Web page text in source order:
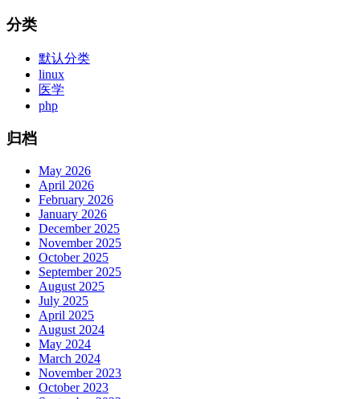
分类
默认分类
linux
医学
php
归档
May 2026
April 2026
February 2026
January 2026
December 2025
November 2025
October 2025
September 2025
August 2025
July 2025
April 2025
August 2024
May 2024
March 2024
November 2023
October 2023